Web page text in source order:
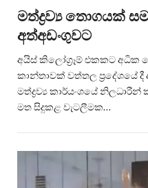
මත්ද්‍රව්‍ය තොගයක්
අත්අඩංගුවට
අයිස් කිලෝග්‍රෑම් එකකට
කාන්තාවක් වත්තල ප්‍රදේශයේ
මත්ද්‍රව්‍ය කාර්යංශයේ
මත සිදුකළ වැටලීමක…